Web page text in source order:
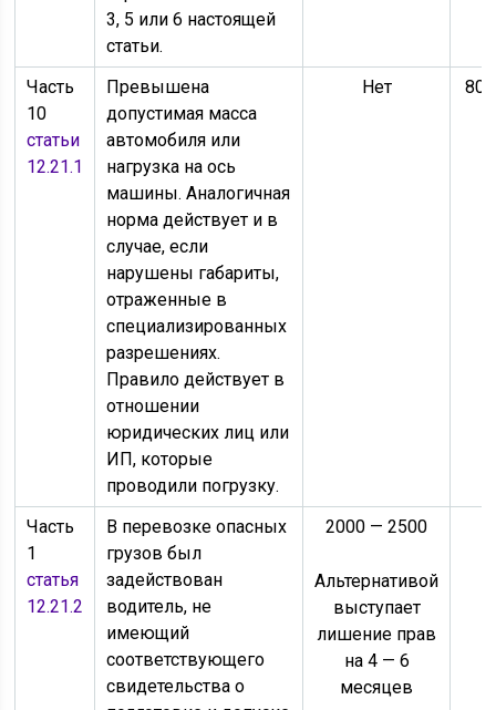
3, 5 или 6 настоящей
статьи.
Часть
10
статьи
12.21.1
Превышена
допустимая масса
автомобиля или
нагрузка на ось
машины. Аналогичная
норма действует и в
случае, если
нарушены габариты,
отраженные в
специализированных
разрешениях.
Правило действует в
отношении
юридических лиц или
ИП, которые
проводили погрузку.
Нет
Часть
1
статья
12.21.2
В перевозке опасных
грузов был
задействован
водитель, не
имеющий
соответствующего
свидетельства о
2000 — 2500
Альтернативой
выступает
лишение прав
на 4 — 6
месяцев